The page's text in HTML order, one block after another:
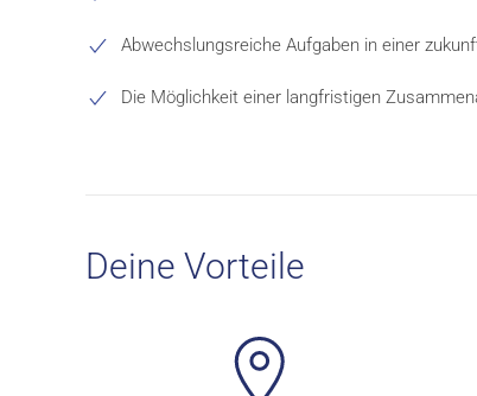
Abwechslungsreiche Aufgaben in einer
Die Möglichkeit einer langfristigen
Deine Vorteile